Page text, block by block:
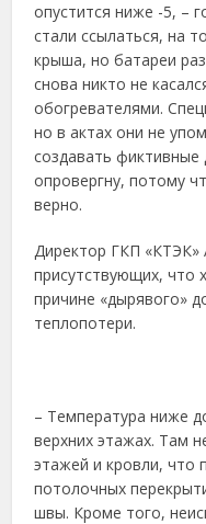
опустится ниже -5, –
стали ссылаться, на
крыша, но батареи
снова никто не
обогревателями.
но в актах они не
создавать фиктивные
опровергну, потому
верно.
Директор ГКП «КТЭК»
присутствующих, что
причине «дырявого»
теплопотери.
– Температура ниже
верхних этажах. Там
этажей и кровли, что
потолочных
швы. Кроме того,